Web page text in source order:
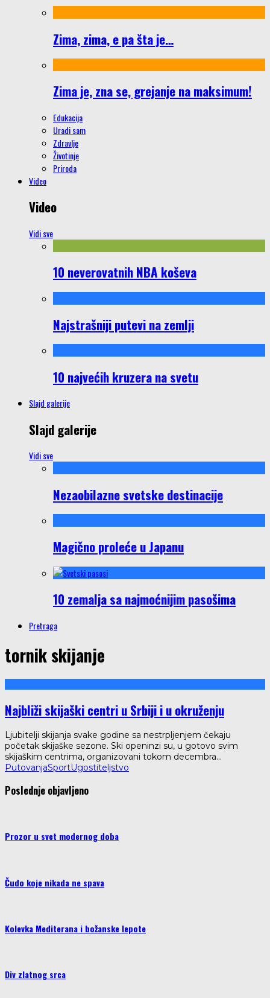
Zima, zima, e pa šta je…
Zima je, zna se, grejanje na maksimum!
Edukacija
Uradi sam
Zdravlje
Životinje
Priroda
Video
Video
Vidi sve
10 neverovatnih NBA koševa
Najstrašniji putevi na zemlji
10 najvećih kruzera na svetu
Slajd galerije
Slajd galerije
Vidi sve
Nezaobilazne svetske destinacije
Magično proleće u Japanu
10 zemalja sa najmoćnijim pasošima
Pretraga
tornik skijanje
Najbliži skijaški centri u Srbiji i u okruženju
Ljubitelji skijanja svake godine sa nestrpljenjem čekaju
početak skijaške sezone. Ski openinzi su, u gotovo svim
skijaškim centrima, organizovani tokom decembra...
PutovanjaSportUgostiteljstvo
Poslednje objavljeno
Prozor u svet modernog doba
Čudo koje nikada ne spava
Kolevka Mediterana i božanske lepote
Div zlatnog srca